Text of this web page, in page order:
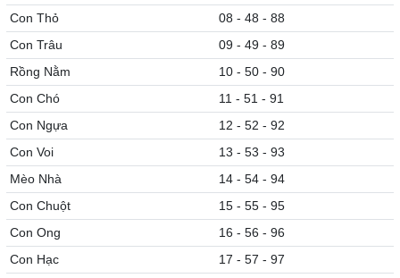
Con Thỏ
08 - 48 - 88
Con Trâu
09 - 49 - 89
Rồng Nằm
10 - 50 - 90
Con Chó
11 - 51 - 91
Con Ngựa
12 - 52 - 92
Con Voi
13 - 53 - 93
Mèo Nhà
14 - 54 - 94
Con Chuột
15 - 55 - 95
Con Ong
16 - 56 - 96
Con Hạc
17 - 57 - 97